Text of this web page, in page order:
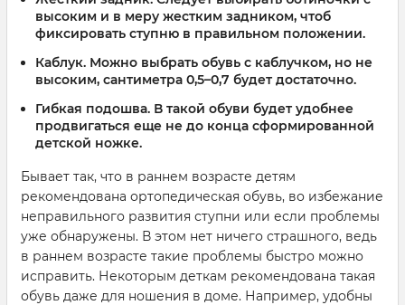
высоким и в меру жестким задником, чтоб
фиксировать ступню в правильном положении.
Каблук. Можно выбрать обувь с каблучком, но не
высоким, сантиметра 0,5–0,7 будет достаточно.
Гибкая подошва. В такой обуви будет удобнее
продвигаться еще не до конца сформированной
детской ножке.
Бывает так, что в раннем возрасте детям
рекомендована ортопедическая обувь, во избежание
неправильного развития ступни или если проблемы
уже обнаружены. В этом нет ничего страшного, ведь
в раннем возрасте такие проблемы быстро можно
исправить. Некоторым деткам рекомендована такая
обувь даже для ношения в доме. Например, удобны